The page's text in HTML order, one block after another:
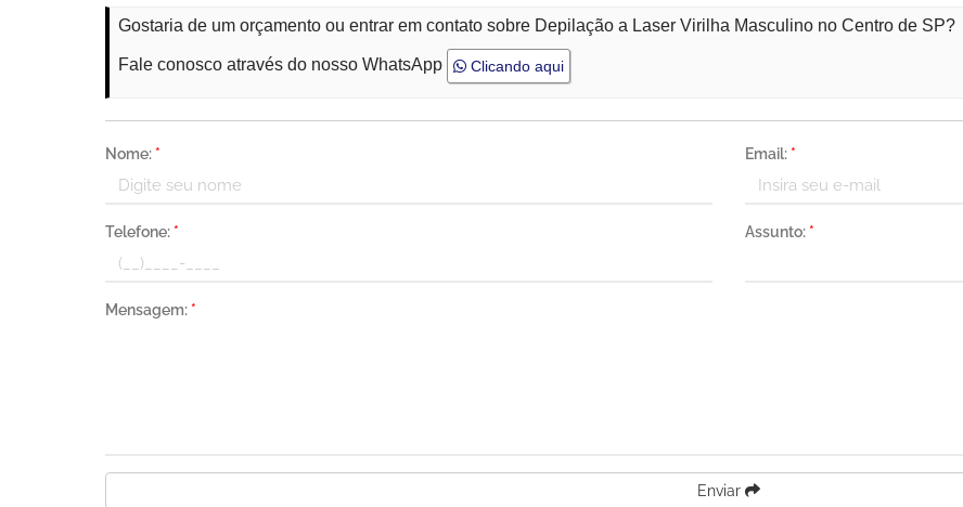
Gostaria de um orçamento ou entrar em contato sobre Depilação a Laser Virilha Masculino no Centro de SP?
Fale conosco através do nosso WhatsApp Clicando aqui
Nome: * Email: *
Telefone: * Assunto: *
Mensagem: *
Enviar